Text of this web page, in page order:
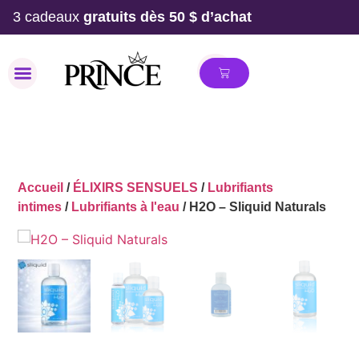
3 cadeaux gratuits dès 50 $ d’achat
Accueil / ÉLIXIRS SENSUELS / Lubrifiants
intimes / Lubrifiants à l'eau / H2O – Sliquid Naturals